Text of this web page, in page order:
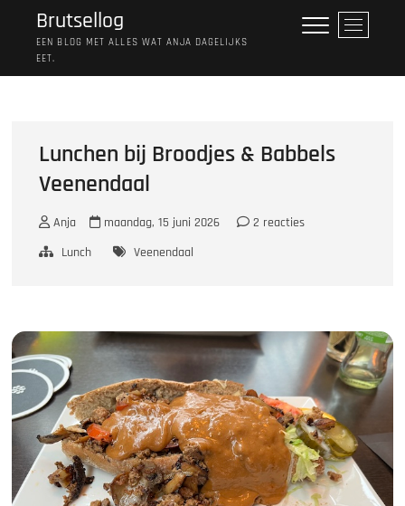
Brutsellog
EEN BLOG MET ALLES WAT ANJA DAGELIJKS
EET.
M
e
Lunchen bij Broodjes & Babbels
Veenendaal
Anja maandag, 15 juni 2026
2 reacties
Lunch
Veenendaal